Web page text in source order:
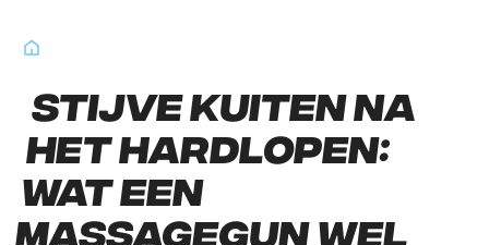
Stijve kuiten na
het hardlopen:
wat een
massagegun wel